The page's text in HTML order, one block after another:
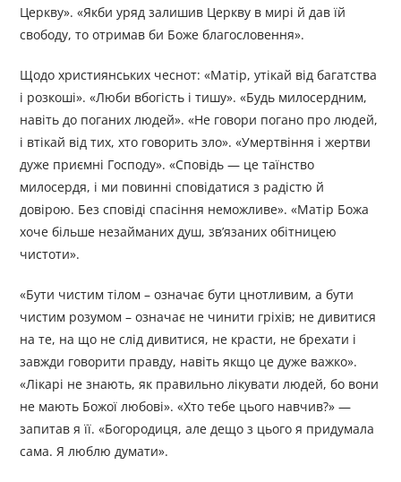
Церкву». «Якби уряд залишив Церкву в мирі й дав їй
свободу, то отримав би Боже благословення».
Щодо християнських чеснот: «Матір, утікай від багатства
і розкоші». «Люби вбогість і тишу». «Будь милосердним,
навіть до поганих людей». «Не говори погано про людей,
і втікай від тих, хто говорить зло». «Умертвіння і жертви
дуже приємні Господу». «Сповідь — це таїнство
милосердя, і ми повинні сповідатися з радістю й
довірою. Без сповіді спасіння неможливе». «Матір Божа
хоче більше незайманих душ, зв’язаних обітницею
чистоти».
«Бути чистим тілом – означає бути цнотливим, а бути
чистим розумом – означає не чинити гріхів; не дивитися
на те, на що не слід дивитися, не красти, не брехати і
завжди говорити правду, навіть якщо це дуже важко».
«Лікарі не знають, як правильно лікувати людей, бо вони
не мають Божої любові». «Хто тебе цього навчив?» —
запитав я її. «Богородиця, але дещо з цього я придумала
сама. Я люблю думати».